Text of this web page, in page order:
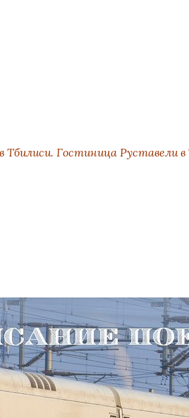
Гостиница Руставели в